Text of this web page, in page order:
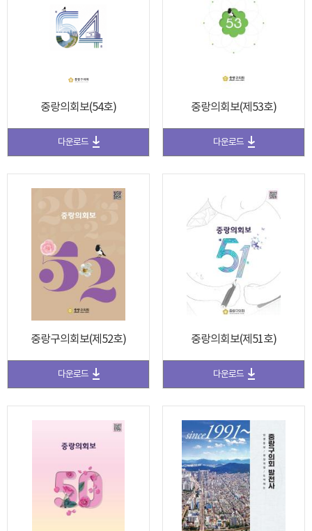
중랑의회보(54호)
다운로드
중랑의회보(제53호)
다운로드
중랑구의회보(제52호)
다운로드
중랑의회보(제51호)
다운로드